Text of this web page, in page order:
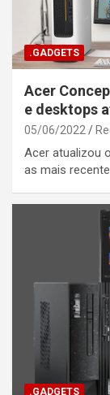
.GADGETS
Acer
e desktops
05/06/2022
Acer atualizou
as mais
.GADGETS